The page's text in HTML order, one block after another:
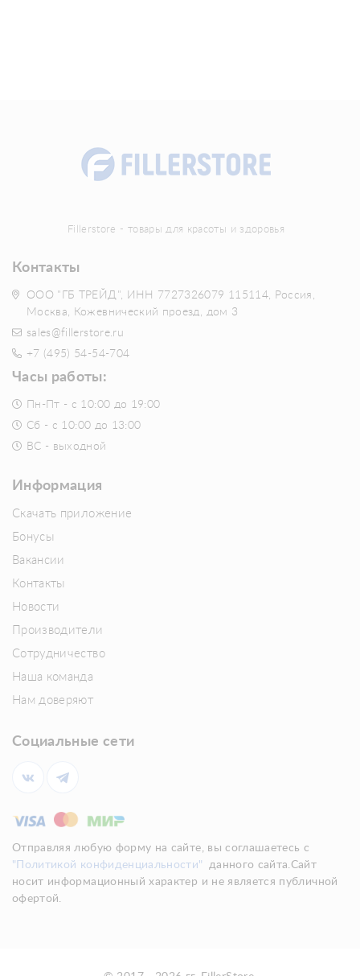
Fillerstore - товары для красоты и здоровья
Контакты
ООО "ГБ ТРЕЙД", ИНН 7727326079 115114, Россия,
Москва, Кожевнический проезд, дом 3
sales@fillerstore.ru
+7 (495) 54-54-704
Часы работы:
Пн-Пт - с 10:00 до 19:00
Сб - с 10:00 до 13:00
ВС - выходной
Информация
Скачать приложение
Бонусы
Вакансии
Контакты
Новости
Производители
Сотрудничество
Наша команда
Нам доверяют
Социальные сети
Отправляя любую форму на сайте, вы соглашаетесь с
"Политикой конфиденциальности"
данного сайта.Сайт
носит информационный характер и не является публичной
офертой.